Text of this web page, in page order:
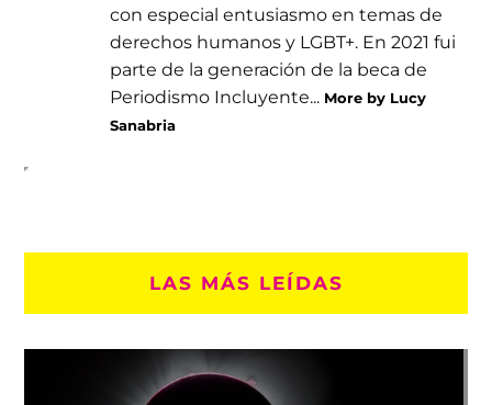
con especial entusiasmo en temas de
derechos humanos y LGBT+. En 2021 fui
parte de la generación de la beca de
Periodismo Incluyente... More by Lucy
Sanabria
LAS MÁS LEÍDAS